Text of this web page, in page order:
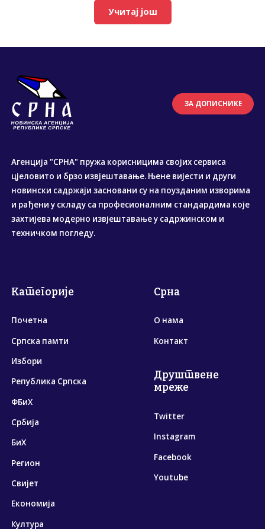
Учитај још
ЗА ДОПИСНИКЕ
Агенција "СРНА" пружа корисницима својих сервиса
цјеловито и брзо извјештавање. Њене вијести и други
новински садржаји засновани су на поузданим изворима
и рађени у складу са професионалним стандардима које
захтијева модерно извјештавање у садржинском и
техничком погледу.
Категорије
Почетна
Српска памти
Избори
Република Српска
ФБиХ
Србија
БиХ
Регион
Свијет
Економија
Култура
Срна
О нама
Контакт
Друштвене
мреже
Twitter
Instagram
Facebook
Youtube